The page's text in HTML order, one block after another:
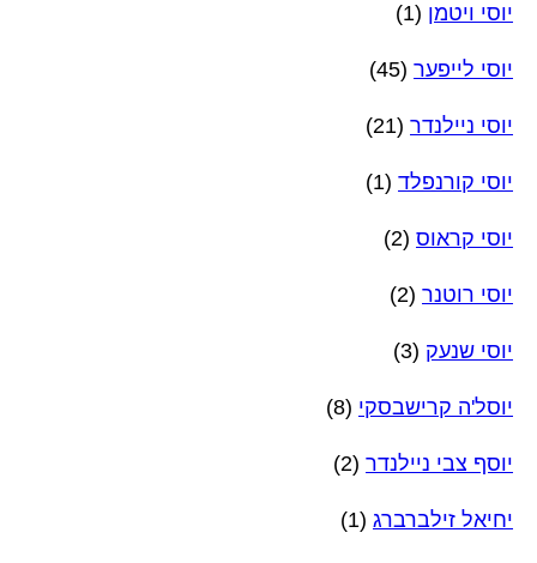
יוסי ויטמן (1)
יוסי לייפער (45)
יוסי ניילנדר (21)
יוסי קורנפלד (1)
יוסי קראוס (2)
יוסי רוטנר (2)
יוסי שנעק (3)
יוסל'ה קרישבסקי (8)
יוסף צבי ניילנדר (2)
יחיאל זילברברג (1)